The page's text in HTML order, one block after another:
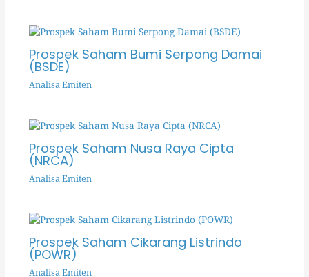
Prospek Saham Bumi Serpong Damai
(BSDE)
Analisa Emiten
Prospek Saham Nusa Raya Cipta
(NRCA)
Analisa Emiten
Prospek Saham Cikarang Listrindo
(POWR)
Analisa Emiten